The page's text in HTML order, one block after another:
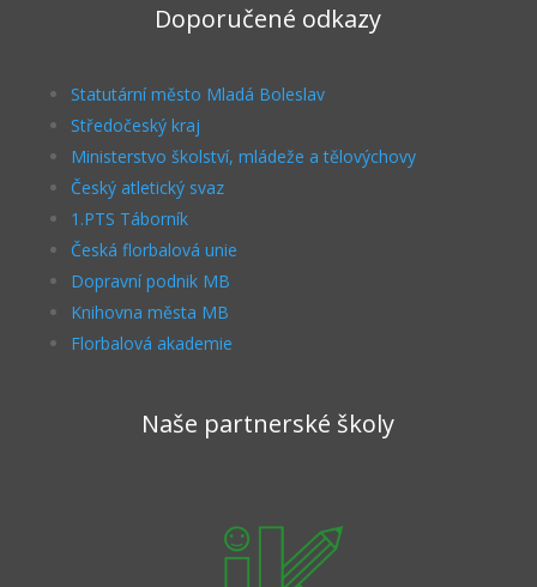
Doporučené odkazy
Statutární město Mladá Boleslav
Středočeský kraj
Ministerstvo školství, mládeže a tělovýchovy
Český atletický svaz
1.PTS Táborník
Česká florbalová unie
Dopravní podnik MB
Knihovna města MB
Florbalová akademie
Naše partnerské školy